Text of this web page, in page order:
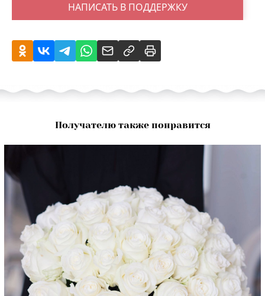
НАПИСАТЬ В ПОДДЕРЖКУ
Получателю также понравится